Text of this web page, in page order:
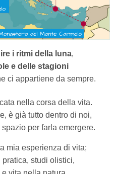
i ritmi della luna,
e delle stagioni
ci appartiene da sempre.
nella corsa della vita.
è già tutto dentro di noi,
per farla emergere.
mia esperienza di vita;
studi olistici,